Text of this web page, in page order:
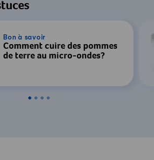
Bon à savoir
Comment cuire des pommes
de terre au micro-ondes?